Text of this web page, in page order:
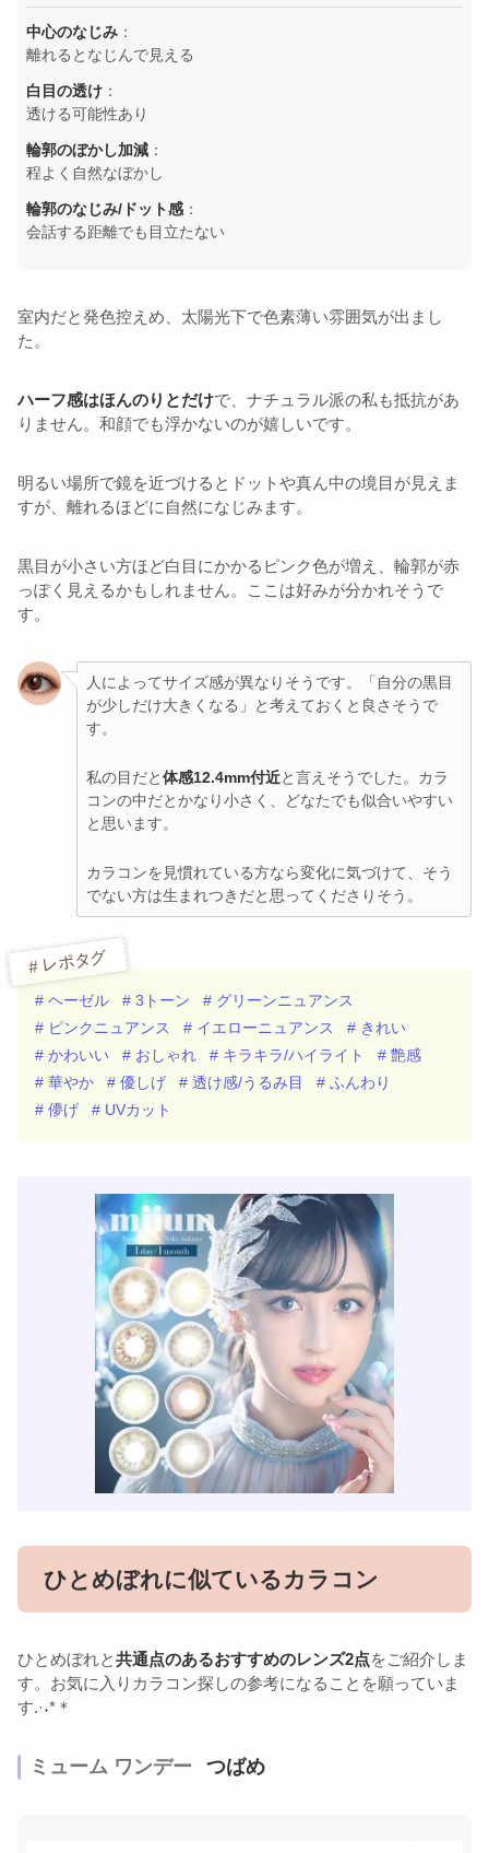
中心のなじみ ：
離れるとなじんで見える
白目の透け ：
透ける可能性あり
輪郭のぼかし加減 ：
程よく自然なぼかし
輪郭のなじみ/ドット感 ：
会話する距離でも目立たない
室内だと発色控えめ、太陽光下で色素薄い雰囲気が出まし
た。
ハーフ感はほんのりとだけで、ナチュラル派の私も抵抗があ
りません。和顔でも浮かないのが嬉しいです。
明るい場所で鏡を近づけるとドットや真ん中の境目が見えま
すが、離れるほどに自然になじみます。
黒目が小さい方ほど白目にかかるピンク色が増え、輪郭が赤
っぽく見えるかもしれません。ここは好みが分かれそうで
す。
人によってサイズ感が異なりそうです。「自分の黒目
が少しだけ大きくなる」と考えておくと良さそうで
す。
私の目だと体感12.4mm付近と言えそうでした。カラ
コンの中だとかなり小さく、どなたでも似合いやすい
と思います。
カラコンを見慣れている方なら変化に気づけて、そう
でない方は生まれつきだと思ってくださりそう。
# レポタグ
# ヘーゼル # 3トーン
# グリーンニュアンス
# ピンクニュアンス
# イエローニュアンス
# きれい
# かわいい
# おしゃれ # キラキラ/ハイライト
# 艶感
# 華やか
# 優しげ # 透け感/うるみ目
# ふんわり
# 儚げ
# UVカット
ひとめぼれに似ているカラコン
ひとめぼれと共通点のあるおすすめのレンズ2点をご紹介しま
す。お気に入りカラコン探しの参考になることを願っていま
す.·˖*＊
ミューム ワンデー つばめ